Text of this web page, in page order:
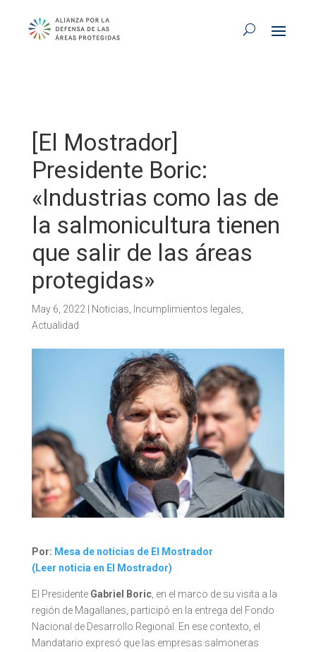
[El Mostrador]
Presidente Boric:
«Industrias como las de
la salmonicultura tienen
que salir de las áreas
protegidas»
May 6, 2022 Noticias Incumplimientos legales
Actualidad
Por: Mesa de noticias de El Mostrador
(Leer noticia en El Mostrador)
El Presidente Gabriel Boric, en el marco de su visita a la
región de Magallanes, participó en la entrega del Fondo
Nacional de Desarrollo Regional. En ese contexto, el
Mandatario expresó que las empresas salmoneras